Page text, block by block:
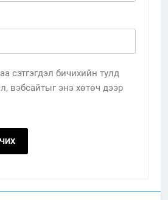
сэтгэгдэл бичихийн тулд
вэбсайтыг энэ хөтөч дээр